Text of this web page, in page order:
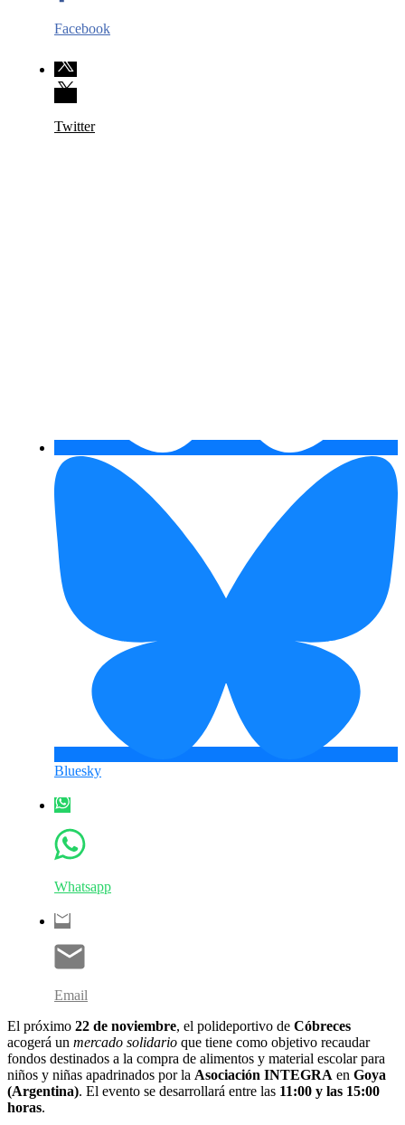
Facebook
Twitter
Bluesky
Whatsapp
Email
El próximo 22 de noviembre, el polideportivo de Cóbreces
acogerá un mercado solidario que tiene como objetivo recaudar
fondos destinados a la compra de alimentos y material escolar para
niños y niñas apadrinados por la Asociación INTEGRA en Goya
(Argentina). El evento se desarrollará entre las 11:00 y las 15:00
horas.